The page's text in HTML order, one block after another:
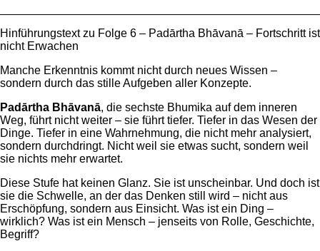
Hinführungstext zu Folge 6 – Padārtha Bhāvanā – Fortschritt ist
nicht Erwachen
Manche Erkenntnis kommt nicht durch neues Wissen –
sondern durch das stille Aufgeben aller Konzepte.
Padārtha Bhāvanā, die sechste Bhumika auf dem inneren
Weg, führt nicht weiter – sie führt tiefer. Tiefer in das Wesen der
Dinge. Tiefer in eine Wahrnehmung, die nicht mehr analysiert,
sondern durchdringt. Nicht weil sie etwas sucht, sondern weil
sie nichts mehr erwartet.
Diese Stufe hat keinen Glanz. Sie ist unscheinbar. Und doch ist
sie die Schwelle, an der das Denken still wird – nicht aus
Erschöpfung, sondern aus Einsicht. Was ist ein Ding –
wirklich? Was ist ein Mensch – jenseits von Rolle, Geschichte,
Begriff?